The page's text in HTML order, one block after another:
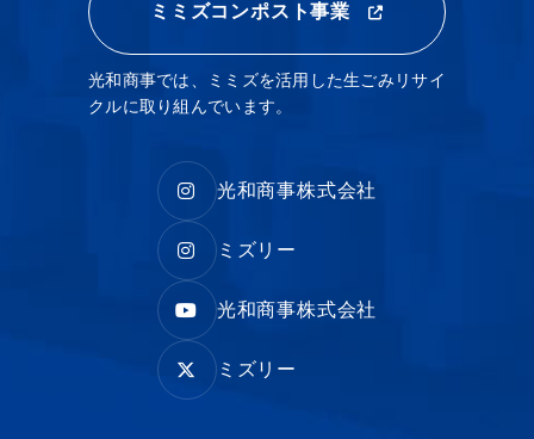
ミミズコンポスト事業
光和商事では、ミミズを活用した生ごみリサイ
クルに取り組んでいます。
光和商事株式会社
ミズリー
光和商事株式会社
ミズリー